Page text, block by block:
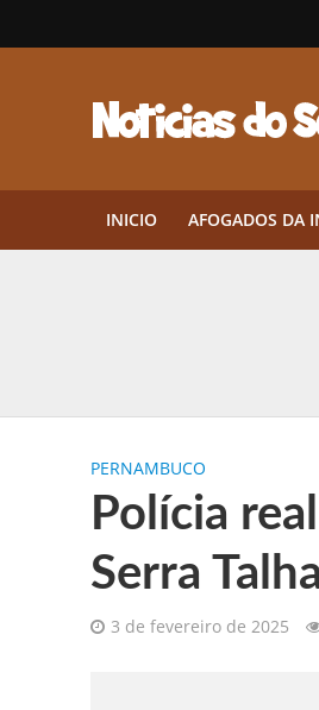
INICIO AFOGADOS DA
PERNAMBUCO
Polícia
Serra
3 de fevereiro de 2025